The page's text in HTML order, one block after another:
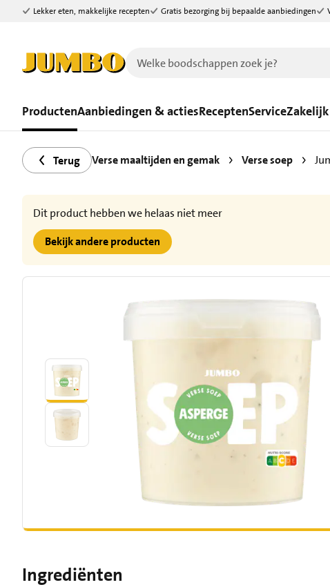
Ga naar zoeken
Ga naar hoofdinhoud
Lekker eten, makkelijke recepten Gratis bezorging bij bepaalde aanbiedingen
ProductenAanbiedingen & actiesReceptenService
Terug Verse maaltijden en gemak Verse soep
Dit product hebben we helaas niet meer
Bekijk andere producten
Ingrediënten